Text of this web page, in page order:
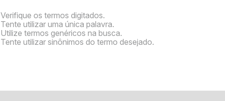
Verifique os termos digitados.
Tente utilizar uma única palavra.
Utilize termos genéricos na busca.
Tente utilizar sinônimos do termo desejado.